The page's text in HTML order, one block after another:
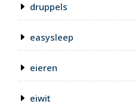
druppels
easysleep
eieren
eiwit